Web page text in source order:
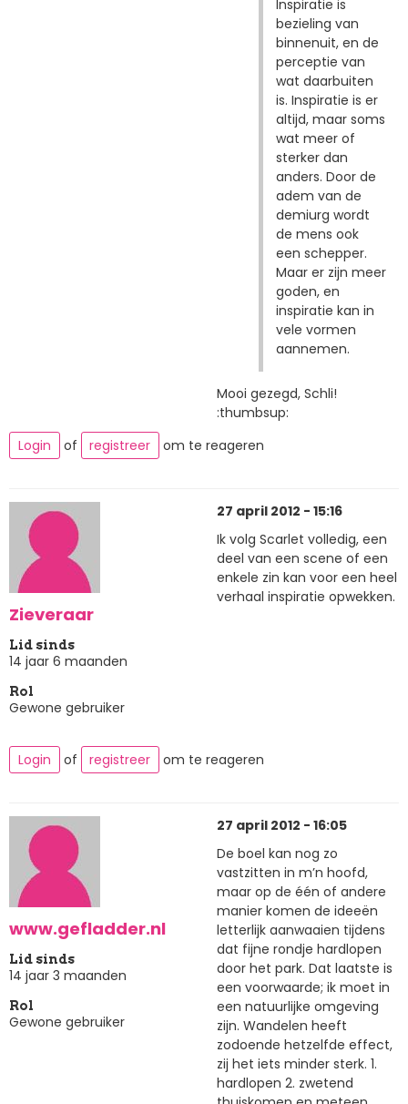
Inspiratie is
bezieling van
binnenuit, en de
perceptie van
wat daarbuiten
is. Inspiratie is er
altijd, maar soms
wat meer of
sterker dan
anders. Door de
adem van de
demiurg wordt
de mens ook
een schepper.
Maar er zijn meer
goden, en
inspiratie kan in
vele vormen
aannemen.
Mooi gezegd, Schli!
:thumbsup:
Login
of registreer om te reageren
Zieveraar
Lid sinds
14 jaar 6 maanden
Rol
Gewone gebruiker
27 april 2012 - 15:16
Ik volg Scarlet volledig, een
deel van een scene of een
enkele zin kan voor een heel
verhaal inspiratie opwekken.
Login of registreer om te reageren
www.gefladder.nl
Lid sinds
14 jaar 3 maanden
Rol
Gewone gebruiker
27 april 2012 - 16:05
De boel kan nog zo
vastzitten in m’n hoofd,
maar op de één of andere
manier komen de ideeën
letterlijk aanwaaien tijdens
dat fijne rondje hardlopen
door het park. Dat laatste is
een voorwaarde; ik moet in
een natuurlijke omgeving
zijn. Wandelen heeft
zodoende hetzelfde effect,
zij het iets minder sterk. 1.
hardlopen 2. zwetend